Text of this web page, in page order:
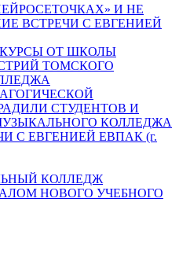
И НЕ
ВСТРЕЧИ С ЕВГЕНИЕЙ
ОТ ШКОЛЫ
ТОМСКОГО
СТУДЕНТОВ И
КОЛЛЕДЖА
С ЕВГЕНИЕЙ ЕВПАК (г.
КОЛЛЕДЖ
НОВОГО УЧЕБНОГО